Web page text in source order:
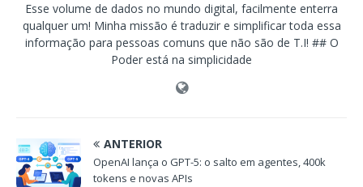
Esse volume de dados no mundo digital, facilmente enterra
qualquer um! Minha missão é traduzir e simplificar toda essa
informação para pessoas comuns que não são de T.I! ## O
Poder está na simplicidade
ANTERIOR
OpenAI lança o GPT-5: o salto em agentes, 400k
tokens e novas APIs